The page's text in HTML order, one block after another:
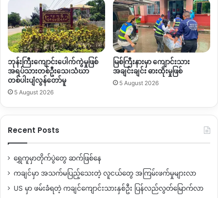
ဘုန်းကြီးကျောင်းပေါက်ကွဲမှုဖြစ်
အရပ်သားတစ်ဦးသေ၊သံဃာ
တစ်ပါးပျံလွန်တော်မူ
5 August 2026
မြစ်ကြီးနားမှာ ကျောင်းသား
အချင်းချင်း ဓားထိုးမှုဖြစ်
5 August 2026
Recent Posts
ရွှေကူမှာတိုက်ပွဲတွေ ဆက်ဖြစ်နေ
ကချင်မှာ အသက်မပြည့်သေးတဲ့ လူငယ်တွေ အကြမ်းဖက်မှုများလာ
US မှာ ဖမ်းခံရတဲ့ ကချင်ကျောင်းသားနှစ်ဦး ပြန်လည်လွတ်မြောက်လာ